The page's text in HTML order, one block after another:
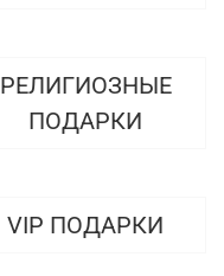
РЕЛИГИОЗНЫЕ
ПОДАРКИ
VIP ПОДАРКИ